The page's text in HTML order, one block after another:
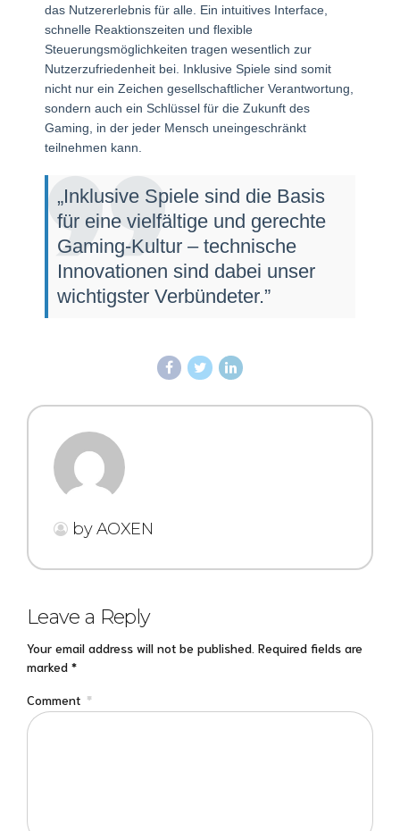
das Nutzererlebnis für alle. Ein intuitives Interface,
schnelle Reaktionszeiten und flexible
Steuerungsmöglichkeiten tragen wesentlich zur
Nutzerzufriedenheit bei. Inklusive Spiele sind somit
nicht nur ein Zeichen gesellschaftlicher Verantwortung,
sondern auch ein Schlüssel für die Zukunft des
Gaming, in der jeder Mensch uneingeschränkt
teilnehmen kann.
„Inklusive Spiele sind die Basis
für eine vielfältige und gerechte
Gaming-Kultur – technische
Innovationen sind dabei unser
wichtigster Verbündeter.”
by AOXEN
Leave a Reply
Your email address will not be published. Required fields are
marked *
Comment *